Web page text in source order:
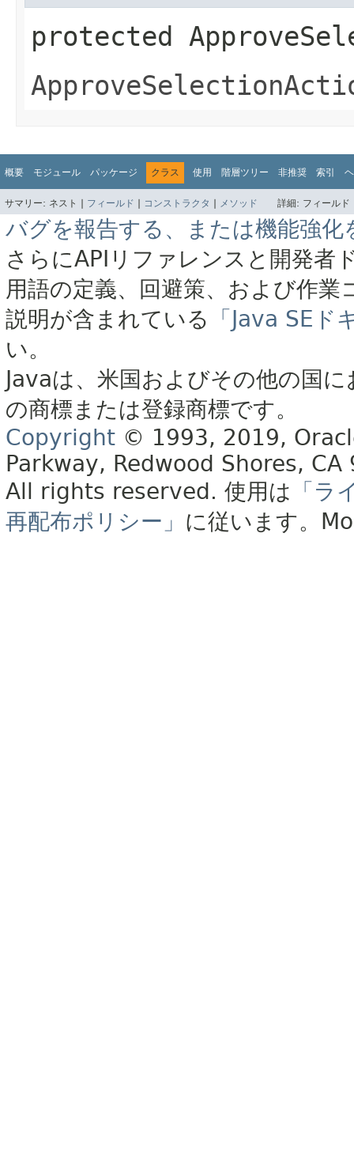
protected
概要 モジュール パッケージ クラス 使用 階層ツリー 非推奨 索引
サマリー: ネスト | フィールド | コンストラクタ | メソッド 詳細: フィール
バグを報告する、または機能強化
さらにAPIリファレンスと開発者
用語の定義、回避策、および作
説明が含まれている
「Java SE
い。
Javaは、米国およびその他の国
の商標または登録商標です。
Copyright © 1993, 2019,
Parkway, Redwood Shores, CA
All rights reserved. 使用は 「ラ
再配布ポリシー」 に従います。